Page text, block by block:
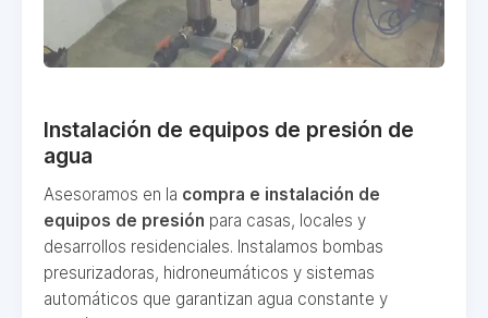
Instalación de equipos de presión de
agua
Asesoramos en la compra e instalación de
equipos de presión para casas, locales y
desarrollos residenciales. Instalamos bombas
presurizadoras, hidroneumáticos y sistemas
automáticos que garantizan agua constante y